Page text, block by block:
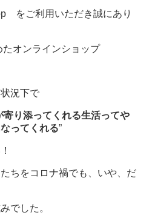
をご利用いただき誠にあり
オンラインショップ
況下で
り添ってくれる生活ってや
ってくれる”
ちをコロナ禍でも、いや、だ
でした。